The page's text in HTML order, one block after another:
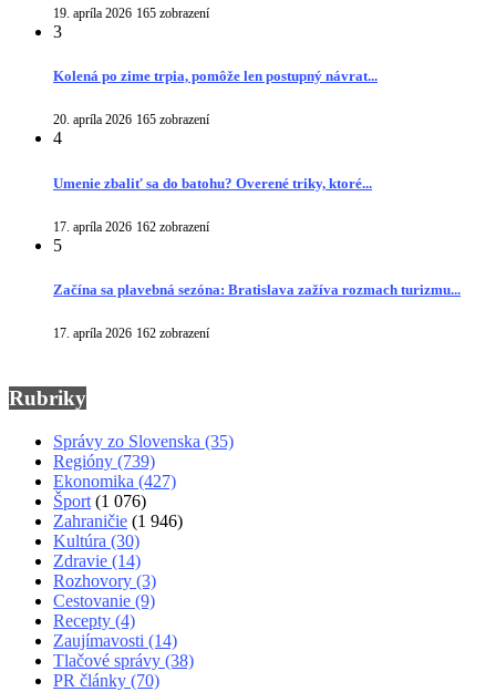
19. apríla 2026 165 zobrazení
3
Kolená po zime trpia, pomôže len postupný návrat...
20. apríla 2026 165 zobrazení
4
Umenie zbaliť sa do batohu? Overené triky, ktoré...
17. apríla 2026 162 zobrazení
5
Začína sa plavebná sezóna: Bratislava zažíva rozmach turizmu...
17. apríla 2026 162 zobrazení
Rubriky
Správy zo Slovenska (35)
Regióny (739)
Ekonomika (427)
Šport (1 076)
Zahraničie (1 946)
Kultúra (30)
Zdravie (14)
Rozhovory (3)
Cestovanie (9)
Recepty (4)
Zaujímavosti (14)
Tlačové správy (38)
PR články (70)